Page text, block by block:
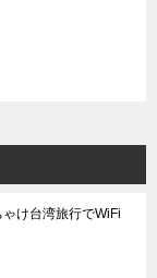
ゃけ台湾旅行でWiFi